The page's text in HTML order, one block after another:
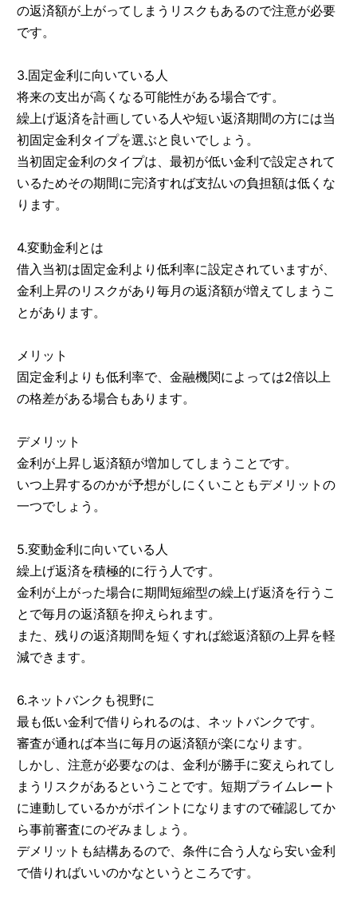
の返済額が上がってしまうリスクもあるので注意が必要
です。
3.固定金利に向いている人
将来の支出が高くなる可能性がある場合です。
繰上げ返済を計画している人や短い返済期間の方には当
初固定金利タイプを選ぶと良いでしょう。
当初固定金利のタイプは、最初が低い金利で設定されて
いるためその期間に完済すれば支払いの負担額は低くな
ります。
4.変動金利とは
借入当初は固定金利より低利率に設定されていますが、
金利上昇のリスクがあり毎月の返済額が増えてしまうこ
とがあります。
メリット
固定金利よりも低利率で、金融機関によっては2倍以上
の格差がある場合もあります。
デメリット
金利が上昇し返済額が増加してしまうことです。
いつ上昇するのかが予想がしにくいこともデメリットの
一つでしょう。
5.変動金利に向いている人
繰上げ返済を積極的に行う人です。
金利が上がった場合に期間短縮型の繰上げ返済を行うこ
とで毎月の返済額を抑えられます。
また、残りの返済期間を短くすれば総返済額の上昇を軽
減できます。
6.ネットバンクも視野に
最も低い金利で借りられるのは、ネットバンクです。
審査が通れば本当に毎月の返済額が楽になります。
しかし、注意が必要なのは、金利が勝手に変えられてし
まうリスクがあるということです。短期プライムレート
に連動しているかがポイントになりますので確認してか
ら事前審査にのぞみましょう。
デメリットも結構あるので、条件に合う人なら安い金利
で借りればいいのかなというところです。